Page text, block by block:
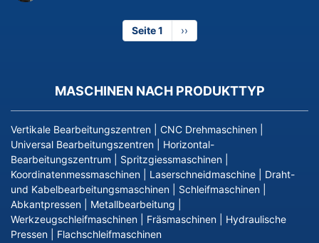
Seite 1
Nächste
Seite
››
MASCHINEN NACH PRODUKTTYP
Vertikale Bearbeitungszentren CNC Drehmaschinen
Universal Bearbeitungszentren
Horizontal-
Bearbeitungszentrum
Spritzgiessmaschinen
Koordinatenmessmaschinen
Laserschneidmaschine
Draht-
und Kabelbearbeitungsmaschinen
Schleifmaschinen
Abkantpressen
Metallbearbeitung
Werkzeugschleifmaschinen
Fräsmaschinen
Hydraulische
Pressen
Flachschleifmaschinen